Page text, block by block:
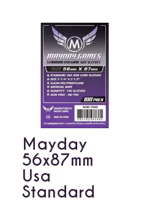
Mayday
56x87mm
Usa
Standard